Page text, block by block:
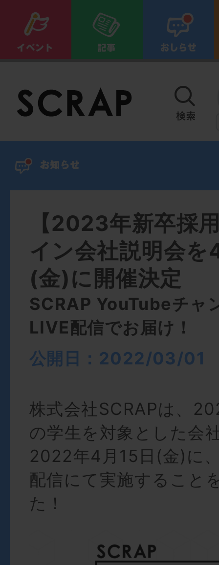
【2023年新卒採
イン会社説明会を
(金)に開催決定
SCRAP YouTubeチャ
LIVE配信でお届け！
公開日：2022/03/01
株式会社SCRAPは、
の学生を対象とした会
2022年4月15日(金)に
配信にて実施すること
た！